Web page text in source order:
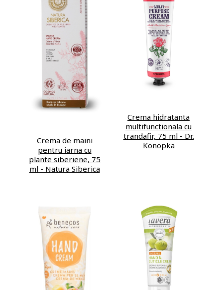
Crema de maini
pentru iarna cu
plante siberiene, 75
ml - Natura Siberica
Crema hidratanta
multifunctionala cu
trandafir, 75 ml - Dr.
Konopka